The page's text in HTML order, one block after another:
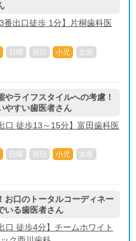
番出口徒歩 1分】片桐歯科医
日曜 祝日 小児
女医
やライフスタイルへの考慮！
やすい歯医者さん
口 徒歩13～15分】富田歯科医
日曜 祝日 小児
女医
お口のトータルコーディネー
いる歯医者さん
口 徒歩4分】チームホワイト